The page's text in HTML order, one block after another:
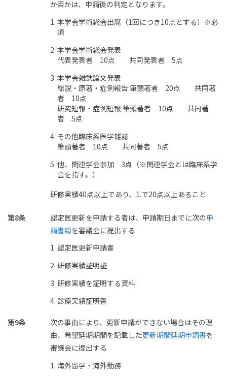
か否かは、申請後の判定となります。
本学会学術総会出席（1回につき10点とする）※必
須
本学会学術総会発表
代表発表者 10点 共同発表者 5点
本学会雑誌論文発表
総説・原著・症例報告:筆頭著者 20点 共同著
者 10点
研究短報・症例短報:筆頭著者 10点 共同著
者 5点
その他臨床系医学雑誌
筆頭著者 10点 共同著者 5点
他、関連学会参加 3点（※関連学会とは臨床系学
会を指す。）
研修実績40点以上であり、1.で20点以上あること
第8条 認定医更新を申請する者は、申請期日までに次の申
請書類を審議会に提出する
認定医更新申請書
研修実績証明証
研修実績を証明する資料
診療実績証明書
第9条
次の事由により、更新申請ができない場合はその理
由、希望延期期間を記載した更新期間延期申請書を
審議会に提出する
海外留学・海外勤務